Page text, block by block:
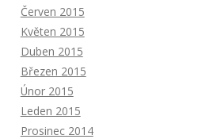
Červen 2015
Květen 2015
Duben 2015
Březen 2015
Únor 2015
Leden 2015
Prosinec 2014